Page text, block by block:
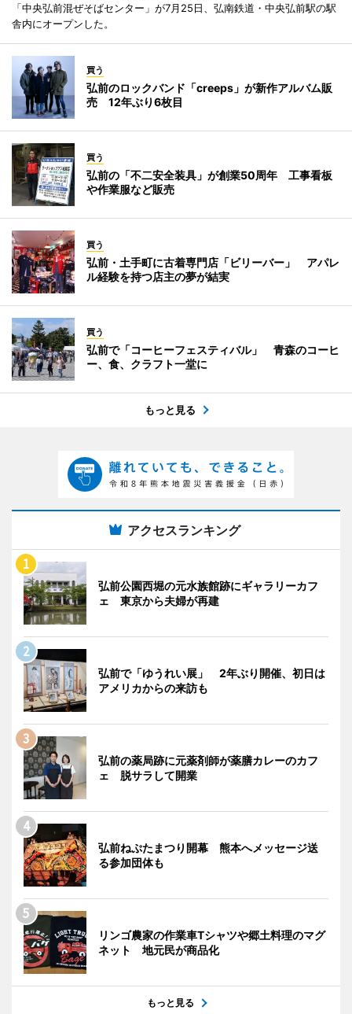
「中央弘前混ぜそばセンター」が7月25日、弘南鉄道・中央弘前駅の駅
舎内にオープンした。
買う
弘前のロックバンド「creeps」が新作アルバム販
売 12年ぶり6枚目
買う
弘前の「不二安全装具」が創業50周年 工事看板
や作業服など販売
買う
弘前・土手町に古着専門店「ビリーバー」 アパレ
ル経験を持つ店主の夢が結実
買う
弘前で「コーヒーフェスティバル」 青森のコーヒ
ー、食、クラフト一堂に
もっと見る
アクセスランキング
弘前公園西堀の元水族館跡にギャラリーカフ
ェ 東京から夫婦が再建
弘前で「ゆうれい展」 2年ぶり開催、初日は
アメリカからの来訪も
弘前の薬局跡に元薬剤師が薬膳カレーのカフ
ェ 脱サラして開業
弘前ねぷたまつり開幕 熊本へメッセージ送
る参加団体も
リンゴ農家の作業車Tシャツや郷土料理のマグ
ネット 地元民が商品化
もっと見る